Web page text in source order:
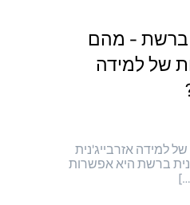
ברשת - מהם
של למידה
למידה אזרבייג'נית
ברשת היא אפשרות